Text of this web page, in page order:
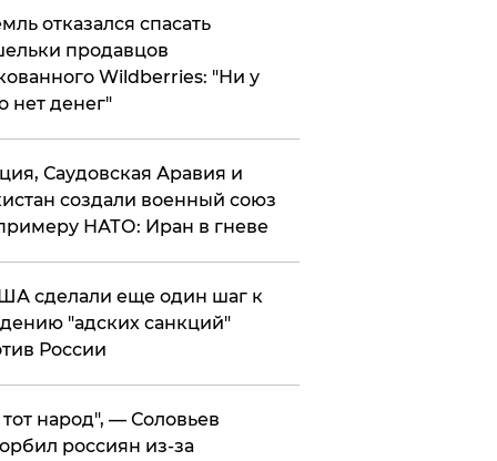
отказался спасать
продавцов
Wildberries: "Ни у
нет денег"
Саудовская Аравия и
создали военный союз
НАТО: Иран в гневе
сделали еще один шаг к
"адских санкций"
России
народ", — Соловьев
россиян из-за